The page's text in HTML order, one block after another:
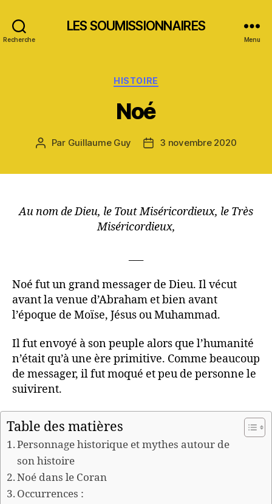
Recherche
LES SOUMISSIONNAIRES
Menu
Catégories
HISTOIRE
Noé
Auteur
Par Guillaume Guy
Date3 novembre 2020
Au nom de Dieu, le Tout Miséricordieux, le Très
Miséricordieux,
Noé fut un grand messager de Dieu. Il vécut
avant la venue d’Abraham et bien avant
l’époque de Moïse, Jésus ou Muhammad.
Il fut envoyé à son peuple alors que l’humanité
n’était qu’à une ère primitive. Comme beaucoup
de messager, il fut moqué et peu de personne le
suivirent.
Table des matières
Personnage historique et mythes autour de
son histoire
Noé dans le Coran
Occurrences :